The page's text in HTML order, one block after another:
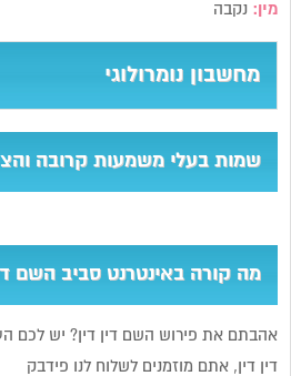
מין: נקבה
מחשבון נומרולוגי
שמות בעלי משמעות קרובה
מה קורה באינטרנט סביב השם
אהבתם את פירוש השם דין דין? יש לכם
דין דין, אתם מוזמנים לשלוח לנו פידבק